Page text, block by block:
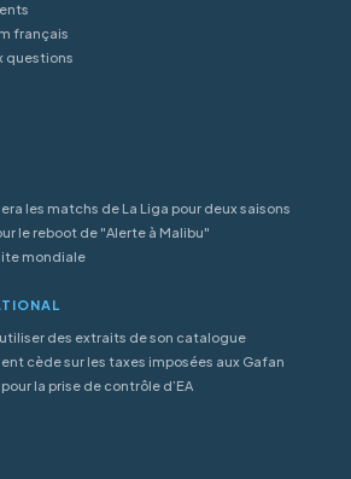
français
questions
les matchs de La Liga pour deux saisons
le reboot de "Alerte à Malibu"
mondiale
utiliser des extraits de son catalogue
cède sur les taxes imposées aux Gafan
la prise de contrôle d’EA